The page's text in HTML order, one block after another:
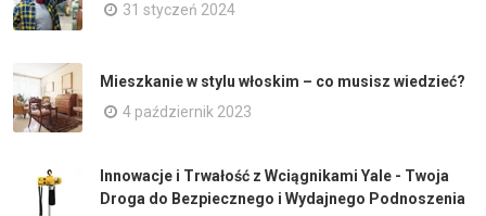
31 styczeń 2024
Mieszkanie w stylu włoskim – co musisz wiedzieć?
4 październik 2023
Innowacje i Trwałość z Wciągnikami Yale - Twoja
Droga do Bezpiecznego i Wydajnego Podnoszenia